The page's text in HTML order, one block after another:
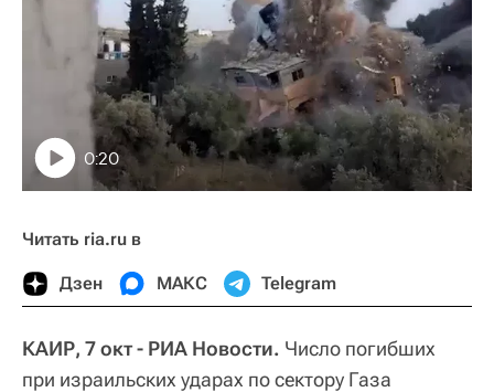
0:20
Читать ria.ru в
Дзен МАКС Telegram
КАИР, 7 окт - РИА Новости. Число погибших
при израильских ударах по сектору Газа